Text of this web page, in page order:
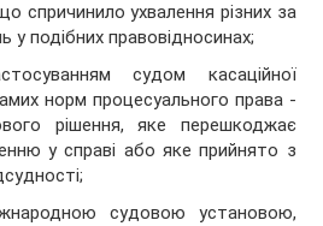
спричинило ухвалення різних за
у подібних правовідносинах;
судом касаційної
норм процесуального права -
рішення, яке перешкоджає
у справі або яке прийнято з
судовою установою,